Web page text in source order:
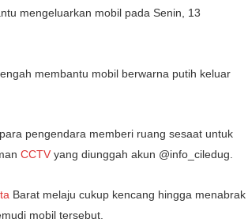
mengeluarkan mobil pada Senin, 13
membantu mobil berwarna putih keluar
pengendara memberi ruang sesaat untuk
CCTV yang diunggah akun @info_ciledug.
Barat melaju cukup kencang hingga menabrak
mobil tersebut.